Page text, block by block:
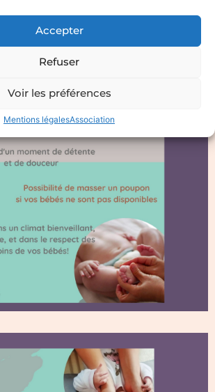
Accepter
Refuser
Voir les préférences
Mentions légalesAssociation